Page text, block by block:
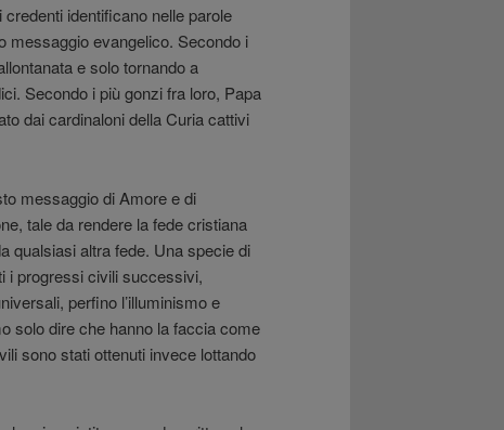
identificano nelle parole
messaggio evangelico. Secondo i
e solo tornando a
Secondo i più gonzi fra loro, Papa
dai cardinaloni della Curia cattivi
messaggio di Amore e di
tale da rendere la fede cristiana
qualsiasi altra fede. Una specie di
i progressi civili successivi,
perfino l’illuminismo e
solo dire che hanno la faccia come
sono stati ottenuti invece lottando